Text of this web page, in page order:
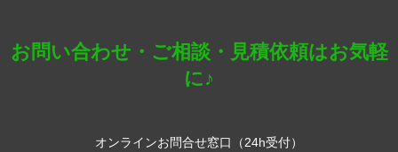
お問い合わせ・ご相談・見積依頼はお気軽
に♪
オンラインお問合せ窓口（24h受付）